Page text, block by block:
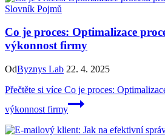
Slovník Pojmů
Co je proces: Optimalizace
výkonnost firmy
OdByznys Lab 22. 4. 2025
Přečtěte si více Co je proces:
výkonnost firmy